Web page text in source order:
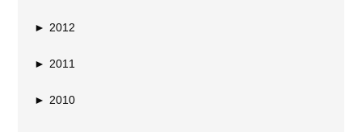
► 2012
► 2011
► 2010